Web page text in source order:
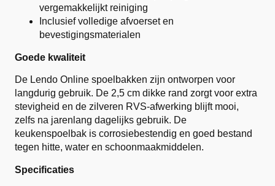
vergemakkelijkt reiniging
Inclusief volledige afvoerset en
bevestigingsmaterialen
Goede kwaliteit
De Lendo Online spoelbakken zijn ontworpen voor
langdurig gebruik. De 2,5 cm dikke rand zorgt voor extra
stevigheid en de zilveren RVS-afwerking blijft mooi,
zelfs na jarenlang dagelijks gebruik. De
keukenspoelbak is corrosiebestendig en goed bestand
tegen hitte, water en schoonmaakmiddelen.
Specificaties